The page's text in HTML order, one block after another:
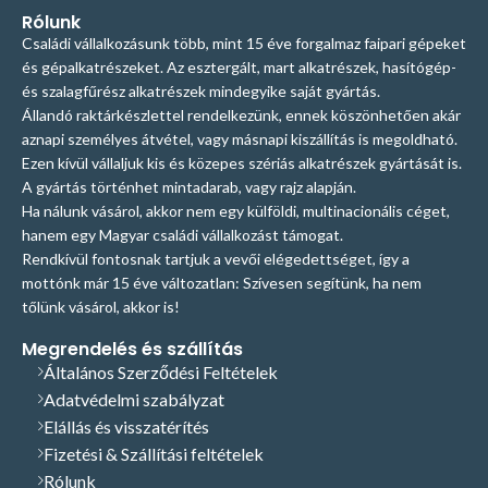
nekünk E-mailt, szívesen adunk
segítséget, szakmai tanácsot! Tel:
+36209312694
info@hasito.hu
más versenytárs C45 acélból
gyártja ezeket, amit mi főleg
tengelyekhez használunk, melyek
Termékeink saját fejlesztésűek,
saját gyártmányok, ennek
köszönhetően az alkatrészellátás
folyamatos és a szakmai
támogatás első kézből történik.
Bizonytalan a megfelelő termék
kiválasztásában? Hívjon, vagy írjon
nekünk E-mailt, szívesen adunk
segítséget, szakmai tanácsot! Tel:
+36209312694
E-mail:
kardánfordulat). Alkalmas:
Méteres farönk: legfeljebb 50-55
Hossz: cca 300 mm
Menetemelkedés: 8 mm Súly: 12 Kg
menetirány: balmenet Anyag: Kúp
alaptest: 20MnCr5 szerszámacél
Cserélhető hegy: 42CrMo4
szerszámacél, teljes
keresztmetszetében edzve
Tengelyrögzítés: 40 mm átmérőjű,
60 mm mély zsákfurat, a kúp
Rólunk
Családi vállalkozásunk több, mint 15 éve forgalmaz faipari gépeket
és gépalkatrészeket. Az esztergált, mart alkatrészek, hasítógép-
és szalagfűrész alkatrészek mindegyike saját gyártás.
Állandó raktárkészlettel rendelkezünk, ennek köszönhetően akár
aznapi személyes átvétel, vagy másnapi kiszállítás is megoldható.
Ezen kívül vállaljuk kis és közepes szériás alkatrészek gyártását is.
A gyártás történhet mintadarab, vagy rajz alapján.
Ha nálunk vásárol, akkor nem egy külföldi, multinacionális céget,
hanem egy Magyar családi vállalkozást támogat.
Rendkívül fontosnak tartjuk a vevői elégedettséget, így a
mottónk már 15 éve változatlan: Szívesen segítünk, ha nem
tőlünk vásárol, akkor is!
Megrendelés és szállítás
Általános Szerződési Feltételek
Adatvédelmi szabályzat
Elállás és visszatérítés
Fizetési & Szállítási feltételek
Rólunk